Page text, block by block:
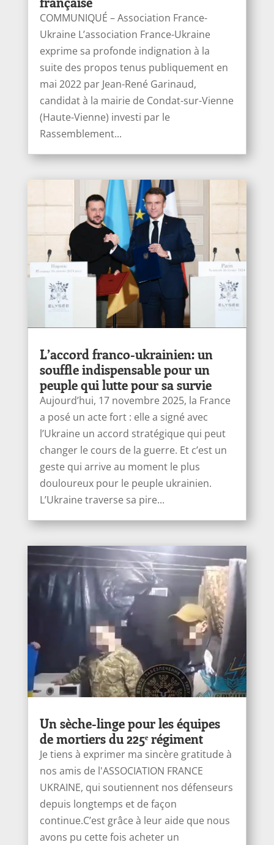
COMMUNIQUÉ – Association France-
Ukraine L’association France-Ukraine
exprime sa profonde indignation à la
suite des propos tenus publiquement en
mai 2022 par Jean-René Garinaud,
candidat à la mairie de Condat-sur-Vienne
(Haute-Vienne) investi par le
Rassemblement...
L’accord franco-ukrainien: un
souffle indispensable pour un
peuple qui lutte pour sa survie
Aujourd’hui, 17 novembre 2025, la France
a posé un acte fort : elle a signé avec
l’Ukraine un accord stratégique qui peut
changer le cours de la guerre. Et c’est un
geste qui arrive au moment le plus
douloureux pour le peuple ukrainien.
L’Ukraine traverse sa pire...
Un sèche-linge pour les équipes
de mortiers du 225ᵉ régiment
Je tiens à exprimer ma sincère gratitude à
nos amis de l'ASSOCIATION FRANCE
UKRAINE, qui soutiennent nos défenseurs
depuis longtemps et de façon
continue.C’est grâce à leur aide que nous
avons pu cette fois acheter un